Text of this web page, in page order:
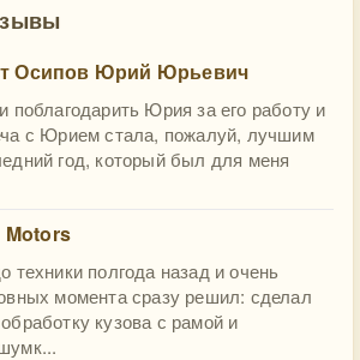
Осипов Юрий Юрьевич
поблагодарить Юрия за его работу и
с Юрием стала, пожалуй, лучшим
год, который был для меня
Motors
техники полгода назад и очень
момента сразу решил: сделал
кузова с рамой и